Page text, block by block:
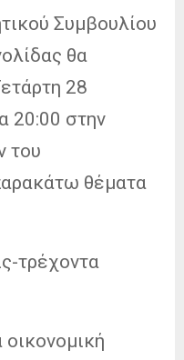
Συμβουλίου
θα
28
20:00 στην
του
θέματα
τρέχοντα